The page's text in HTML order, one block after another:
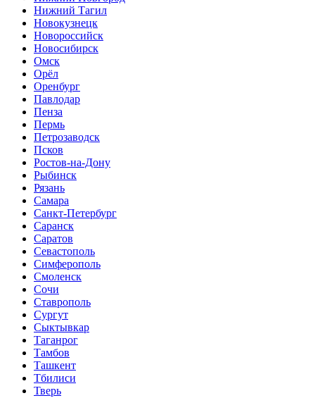
Нижний Тагил
Новокузнецк
Новороссийск
Новосибирск
Омск
Орёл
Оренбург
Павлодар
Пенза
Пермь
Петрозаводск
Псков
Ростов-на-Дону
Рыбинск
Рязань
Самара
Санкт-Петербург
Саранск
Саратов
Севастополь
Симферополь
Смоленск
Сочи
Ставрополь
Сургут
Сыктывкар
Таганрог
Тамбов
Ташкент
Тбилиси
Тверь